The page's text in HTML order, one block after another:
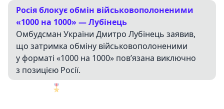
Росія блокує обмін військовополоненими
«1000 на 1000» — Лубінець
Омбудсман України Дмитро Лубінець заявив,
що затримка обміну військовополоненими
у форматі «1000 на 1000» пов’язана виключно
з позицією Росії.
🎖️